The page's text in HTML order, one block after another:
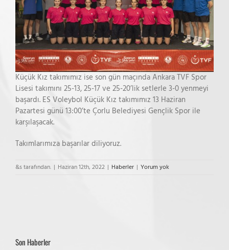
Küçük Kız takımımız ise son gün maçında Ankara TVF Spor
Lisesi takımını 25-13, 25-17 ve 25-20’lik setlerle 3-0 yenmeyi
başardı. ES Voleybol Küçük Kız takımımız 13 Haziran
Pazartesi günü 13:00’te Çorlu Belediyesi Gençlik Spor ile
karşılaşacak.
Takımlarımıza başarılar diliyoruz.
&s tarafından. | Haziran 12th, 2022 | Haberler | Yorum yok
Son Haberler